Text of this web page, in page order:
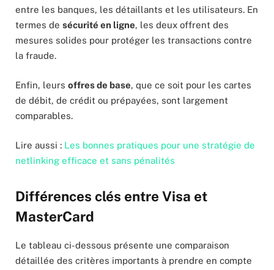
entre les banques, les détaillants et les utilisateurs. En
termes de sécurité en ligne, les deux offrent des
mesures solides pour protéger les transactions contre
la fraude.
Enfin, leurs offres de base, que ce soit pour les cartes
de débit, de crédit ou prépayées, sont largement
comparables.
Lire aussi : Les bonnes pratiques pour une stratégie de
netlinking efficace et sans pénalités
Différences clés entre Visa et
MasterCard
Le tableau ci-dessous présente une comparaison
détaillée des critères importants à prendre en compte